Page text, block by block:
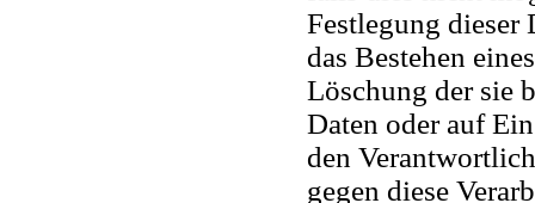
Festlegung dieser
das Bestehen
Löschung der sie
Daten oder auf
den
gegen diese